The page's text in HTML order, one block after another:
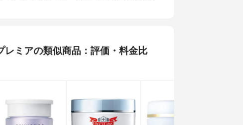
ミアの類似商品：評価・料金比